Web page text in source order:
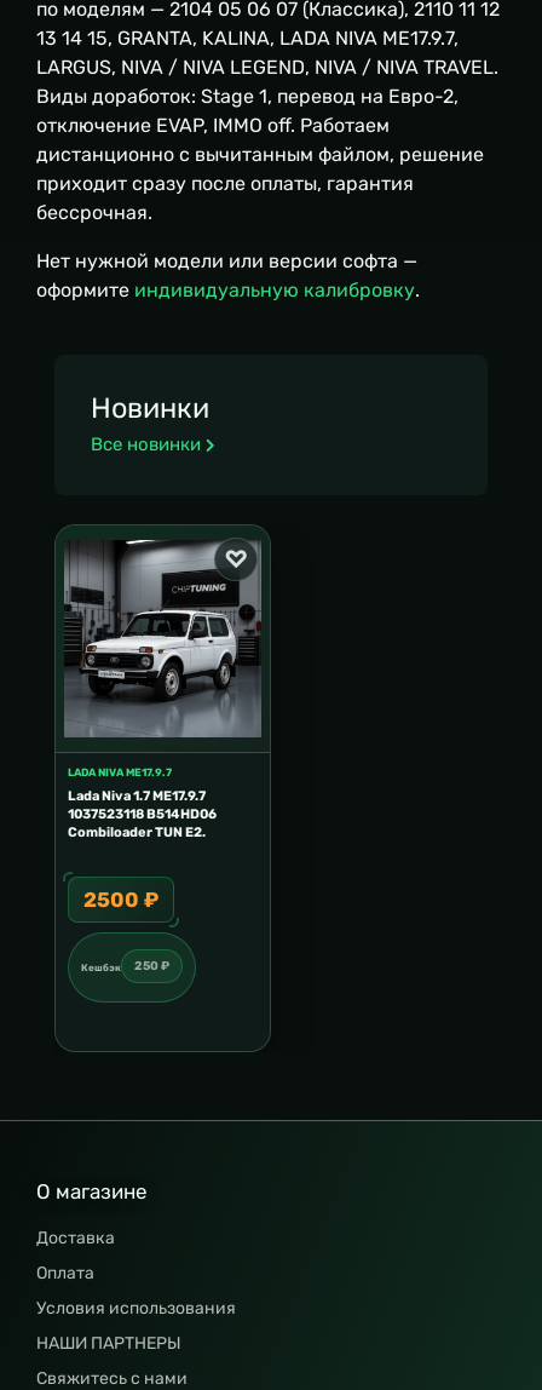
по моделям — 2104 05 06 07 (Классика), 2110 11 12
13 14 15, GRANTA, KALINA, LADA NIVA ME17.9.7,
LARGUS, NIVA / NIVA LEGEND, NIVA / NIVA TRAVEL.
Виды доработок: Stage 1, перевод на Евро-2,
отключение EVAP, IMMO off. Работаем
дистанционно с вычитанным файлом, решение
приходит сразу после оплаты, гарантия
бессрочная.
Нет нужной модели или версии софта —
оформите индивидуальную калибровку.
Новинки
Все новинки
LADA NIVA ME17.9.7
Lada Niva 1.7 ME17.9.7
1037523118 B514HD06
Combiloader TUN E2.
2500 ₽
Кешбэк 250 ₽
О магазине
Доставка
Оплата
Условия использования
НАШИ ПАРТНЕРЫ
Свяжитесь с нами